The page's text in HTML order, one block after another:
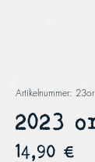
Artikelnummer: 23or
2023
14,90 €